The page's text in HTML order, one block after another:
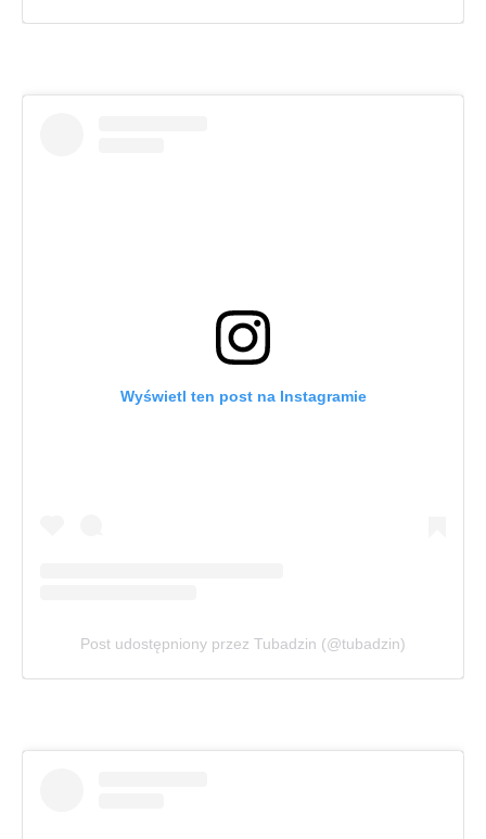
Wyświetl ten post na Instagramie
Post udostępniony przez Tubadzin (@tubadzin)